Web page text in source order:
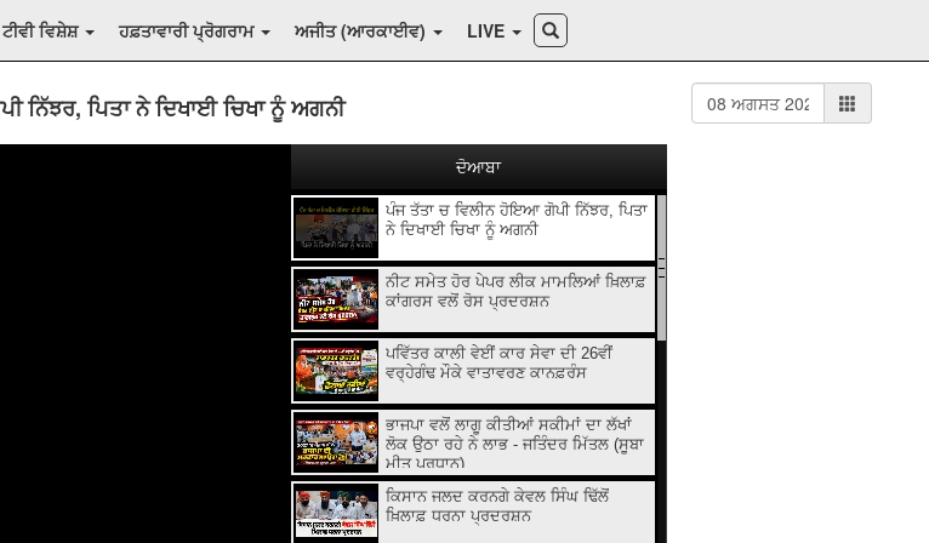
ਵਿਸ਼ੇਸ਼ ਹਫ਼ਤਾਵਾਰੀ ਪ੍ਰੋਗਰਾਮ ਅਜੀਤ (ਆਰਕਾਈਵ) LIVE
ਨਿੱਝਰ, ਪਿਤਾ ਨੇ ਦਿਖਾਈ ਚਿਖਾ ਨੂੰ ਅਗਨੀ
ਪੰਜ ਤੱਤਾ ਚ ਵਿਲੀਨ ਹੋਇਆ ਗੋਪੀ ਨਿੱਝਰ, ਪਿਤਾ
ਨੇ ਦਿਖਾਈ ਚਿਖਾ ਨੂੰ ਅਗਨੀ
ਨੀਟ ਸਮੇਤ ਹੋਰ ਪੇਪਰ ਲੀਕ ਮਾਮਲਿਆਂ ਖ਼ਿਲਾਫ਼
ਕਾਂਗਰਸ ਵਲੋਂ ਰੋਸ ਪ੍ਰਦਰਸ਼ਨ
ਪਵਿੱਤਰ ਕਾਲੀ ਵੇਈਂ ਕਾਰ ਸੇਵਾ ਦੀ 26ਵੀਂ
ਵਰ੍ਹੇਗੰਢ ਮੌਕੇ ਵਾਤਾਵਰਣ ਕਾਨਫ਼ਰੰਸ
ਭਾਜਪਾ ਵਲੋਂ ਲਾਗੂ ਕੀਤੀਆਂ ਸਕੀਮਾਂ ਦਾ ਲੱਖਾਂ
ਲੋਕ ਉਠਾ ਰਹੇ ਨੇ ਲਾਭ - ਜਤਿੰਦਰ ਮਿੱਤਲ (ਸੂਬਾ
ਮੀਤ ਪ੍ਰਧਾਨ)
ਕਿਸਾਨ ਜਲਦ ਕਰਨਗੇ ਕੇਵਲ ਸਿੰਘ ਢਿੱਲੋਂ
ਖ਼ਿਲਾਫ਼ ਧਰਨਾ ਪ੍ਰਦਰਸ਼ਨ
ਦੋਆਬਾ